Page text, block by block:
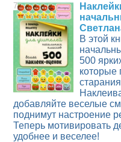
7
В этой
500
которые
добавляйте веселые
поднимут настроение
Теперь мотивировать
удобнее и веселее!